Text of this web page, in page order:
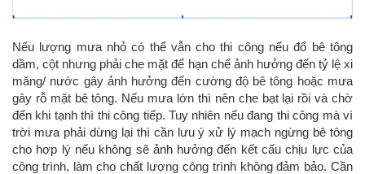
Nếu lượng mưa nhỏ có thể vẫn cho thi công nếu đổ bê tông
dầm, cột nhưng phải che mặt để hạn chể ảnh hưởng đến tỷ lệ xi
măng/ nước gây ảnh hưởng đến cường độ bê tông hoặc mưa
gây rỗ mặt bê tông. Nếu mưa lớn thì nên che bạt lại rồi và chờ
đến khi tạnh thì thi công tiếp. Tuy nhiên nếu đang thi công mà vì
trời mưa phải dừng lại thì cần lưu ý xử lý mạch ngừng bê tông
cho hợp lý nếu không sẽ ảnh hưởng đến kết cấu chịu lực của
công trình, làm cho chất lượng công trình không đảm bảo. Cần